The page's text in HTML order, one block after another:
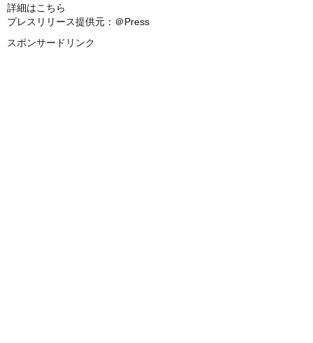
詳細はこちら
プレスリリース提供元：＠Press
スポンサードリンク